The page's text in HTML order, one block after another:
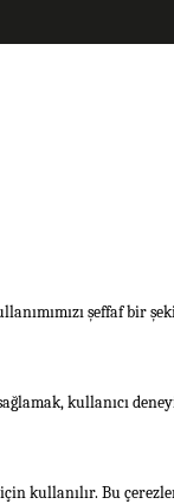
şeffaf bir
kullanıcı
kullanılır. Bu